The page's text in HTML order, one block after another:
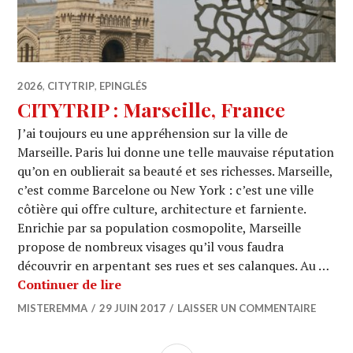
2026, CITYTRIP, EPINGLÉS
CITYTRIP : Marseille, France
J’ai toujours eu une appréhension sur la ville de
Marseille. Paris lui donne une telle mauvaise réputation
qu’on en oublierait sa beauté et ses richesses. Marseille,
c’est comme Barcelone ou New York : c’est une ville
côtière qui offre culture, architecture et farniente.
Enrichie par sa population cosmopolite, Marseille
propose de nombreux visages qu’il vous faudra
découvrir en arpentant ses rues et ses calanques. Au …
Continuer de lireCITYTRIP : Marseille, France
MISTEREMMA 29 JUIN 2017 LAISSER UN COMMENTAIRE